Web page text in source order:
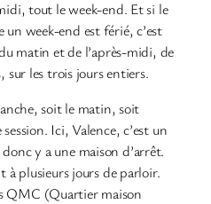
tout le week-end. Et si le
un week-end est férié, c’est
matin et de l’après-midi, de
sur les trois jours entiers.
soit le matin, soit
Ici, Valence, c’est un
y a une maison d’arrêt.
plusieurs jours de parloir.
QMC (Quartier maison